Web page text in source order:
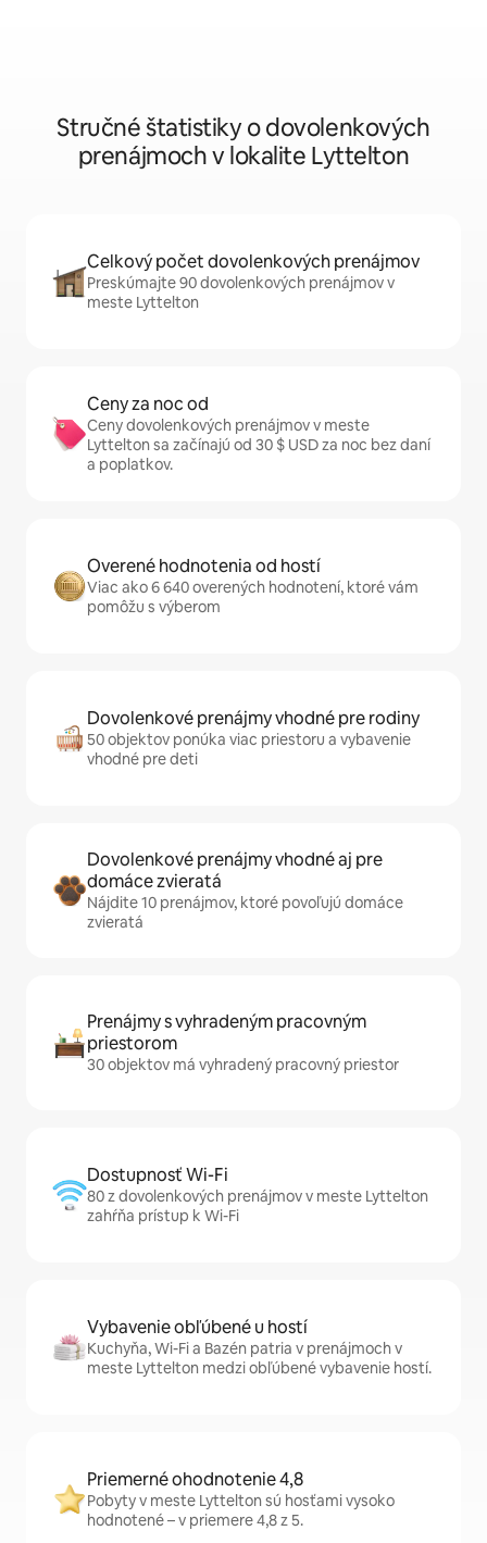
Stručné štatistiky o dovolenkových
prenájmoch v lokalite Lyttelton
Celkový počet dovolenkových prenájmov
Preskúmajte 90 dovolenkových prenájmov v
meste Lyttelton
Ceny za noc od
Ceny dovolenkových prenájmov v meste
Lyttelton sa začínajú od 30 $ USD za noc bez daní
a poplatkov.
Overené hodnotenia od hostí
Viac ako 6 640 overených hodnotení, ktoré vám
pomôžu s výberom
Dovolenkové prenájmy vhodné pre rodiny
50 objektov ponúka viac priestoru a vybavenie
vhodné pre deti
Dovolenkové prenájmy vhodné aj pre
domáce zvieratá
Nájdite 10 prenájmov, ktoré povoľujú domáce
zvieratá
Prenájmy s vyhradeným pracovným
priestorom
30 objektov má vyhradený pracovný priestor
Dostupnosť Wi-Fi
80 z dovolenkových prenájmov v meste Lyttelton
zahŕňa prístup k Wi-Fi
Vybavenie obľúbené u hostí
Kuchyňa, Wi-Fi a Bazén patria v prenájmoch v
meste Lyttelton medzi obľúbené vybavenie hostí.
Priemerné ohodnotenie 4,8
Pobyty v meste Lyttelton sú hosťami vysoko
hodnotené – v priemere 4,8 z 5.